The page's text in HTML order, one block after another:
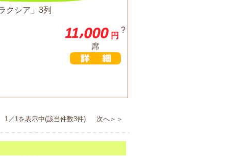
シア」3列
円
?
席
／1を表示中(該当件数3件) 次へ＞＞